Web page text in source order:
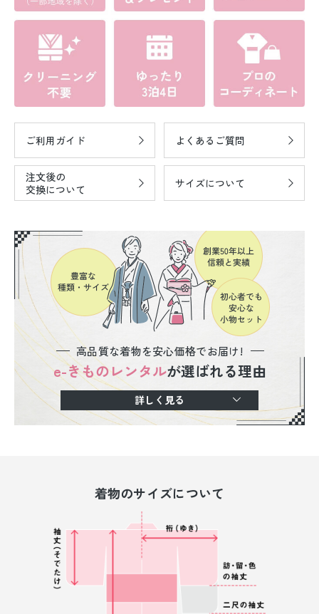
ご利用ガイド よくあるご質問
注文後の
交換について
サイズについて
高品質な着物を安心価格でお届け!
e-きものレンタルが選ばれる理由
詳しく見る
着物のサイズについて